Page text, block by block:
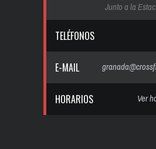
Junto a la
TELÉFONOS
E-MAIL
HORARIOS Ver